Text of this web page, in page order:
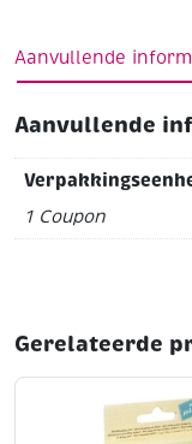
Aanvullende
Aanvullende
1 Coupon
Gerelateerde